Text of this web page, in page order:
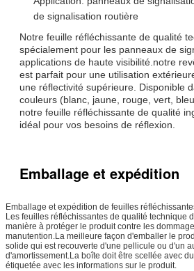
de signalisation routière
Notre feuille réfléchissante de qualité
spécialement pour les panneaux de
applications de haute visibilité.notre
est parfait pour une utilisation
une réflectivité supérieure. Disponible
couleurs (blanc, jaune, rouge, vert,
notre feuille réfléchissante de qualité
idéal pour vos besoins de réflexion.
Emballage et expédition
Emballage et expédition de feuilles
Les feuilles réfléchissantes de qualité technique
manière à protéger le produit contre les
manutention.La meilleure façon d'emballer le
solide qui est recouverte d'une pellicule ou d'un
d'amortissement.La boîte doit être scellée avec
étiquetée avec les informations sur le produit.